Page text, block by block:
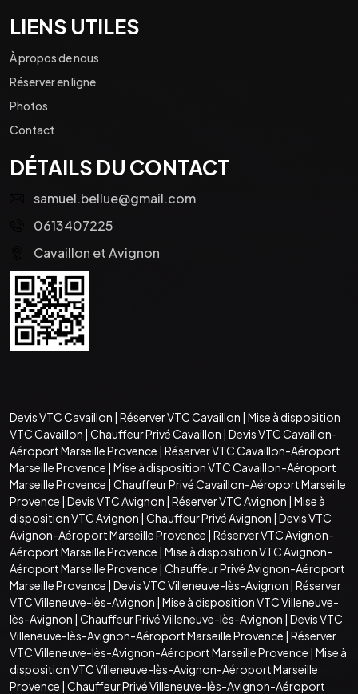
LIENS UTILES
À propos de nous
Réserver en ligne
Photos
Contact
DÉTAILS DU CONTACT
samuel.bellue@gmail.com
0613407225
Cavaillon et Avignon
Devis VTC Cavaillon | Réserver VTC Cavaillon | Mise à disposition
VTC Cavaillon | Chauffeur Privé Cavaillon | Devis VTC Cavaillon-
Aéroport Marseille Provence | Réserver VTC Cavaillon-Aéroport
Marseille Provence | Mise à disposition VTC Cavaillon-Aéroport
Marseille Provence | Chauffeur Privé Cavaillon-Aéroport Marseille
Provence | Devis VTC Avignon | Réserver VTC Avignon | Mise à
disposition VTC Avignon | Chauffeur Privé Avignon | Devis VTC
Avignon-Aéroport Marseille Provence | Réserver VTC Avignon-
Aéroport Marseille Provence | Mise à disposition VTC Avignon-
Aéroport Marseille Provence | Chauffeur Privé Avignon-Aéroport
Marseille Provence | Devis VTC Villeneuve-lès-Avignon | Réserver
VTC Villeneuve-lès-Avignon | Mise à disposition VTC Villeneuve-
lès-Avignon | Chauffeur Privé Villeneuve-lès-Avignon | Devis VTC
Villeneuve-lès-Avignon-Aéroport Marseille Provence | Réserver
VTC Villeneuve-lès-Avignon-Aéroport Marseille Provence | Mise à
disposition VTC Villeneuve-lès-Avignon-Aéroport Marseille
Provence | Chauffeur Privé Villeneuve-lès-Avignon-Aéroport